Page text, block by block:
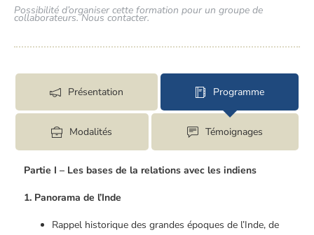
Possibilité d’organiser cette formation pour un groupe de
collaborateurs. Nous contacter.
Présentation Programme
Modalités Témoignages
Partie I – Les bases de la relations avec les indiens
1. Panorama de l’Inde
Rappel historique des grandes époques de l’Inde, de